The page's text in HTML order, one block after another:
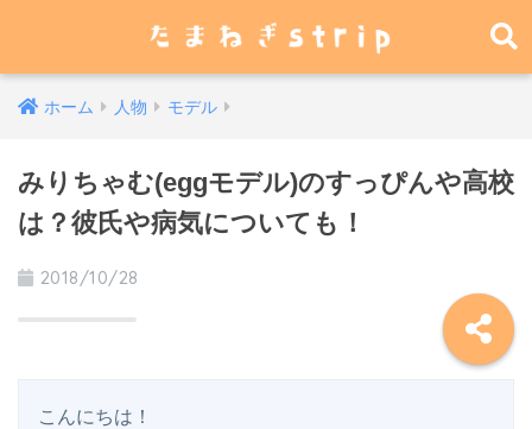
ホーム 人物 モデル
みりちゃむ(eggモデル)のすっぴんや高校
は？彼氏や病気についても！
2018/10/28
こんにちは！